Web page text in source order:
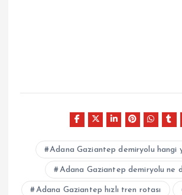
Adana Gaziantep demiryolu hangi
Adana Gaziantep demiryolu ne
Adana Gaziantep hızlı tren rotası